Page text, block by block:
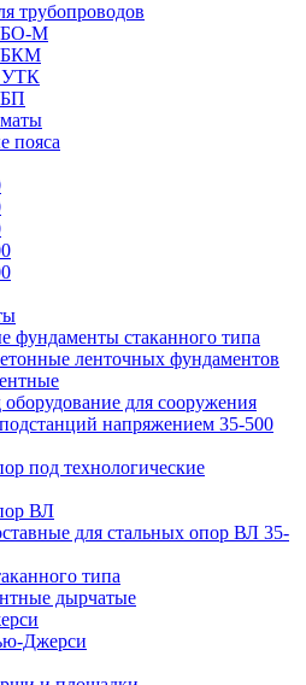
трубопроводов
М
УТК
пояса
фундаменты стаканного типа
ленточных фундаментов
для сооружения
напряжением 35-500
под технологические
ВЛ
для стальных опор ВЛ 35-
типа
дырчатые
Джерси